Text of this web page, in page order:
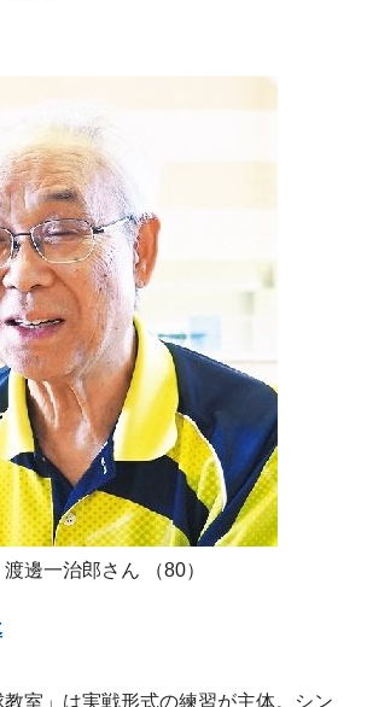
邊一治郎さん （80）
室」は実戦形式の練習が主体。シン